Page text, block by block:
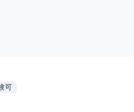
可